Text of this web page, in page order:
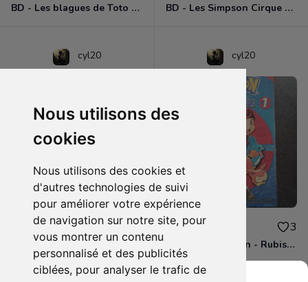
Nous utilisons des
cookies
Nous utilisons des cookies et
d'autres technologies de suivi
pour améliorer votre expérience
de navigation sur notre site, pour
vous montrer un contenu
personnalisé et des publicités
ciblées, pour analyser le trafic de
BD - Les blagues de Toto - L'école des vannes - Tome 1 BD - Les Simpson Cirque en folie ! - Tome 11
cyl20
3.00€ 0
BD - Les Simpson - Sous les projecteurs - Tome 13
cyl20
4.00€ 3
Manga - Pokémon - Rubis et Saphir - Tome 1